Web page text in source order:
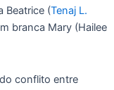
Beatrice (Tenaj L.
branca Mary (Hailee
conflito entre